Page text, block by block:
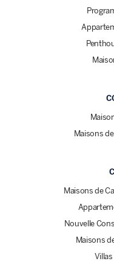
Maisons
Maisons de
Nouvelle
Maisons